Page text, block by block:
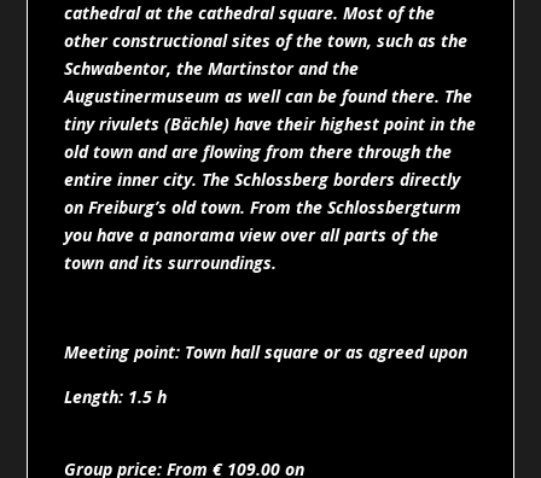
cathedral at the cathedral square. Most of the
other constructional sites of the town, such as the
Schwabentor, the Martinstor and the
Augustinermuseum as well can be found there. The
tiny rivulets (Bächle) have their highest point in the
old town and are flowing from there through the
entire inner city. The Schlossberg borders directly
on Freiburg’s old town. From the Schlossbergturm
you have a panorama view over all parts of the
town and its surroundings.
Meeting point: Town hall square or as agreed upon
Length: 1.5 h
Group price: From € 109.00 on